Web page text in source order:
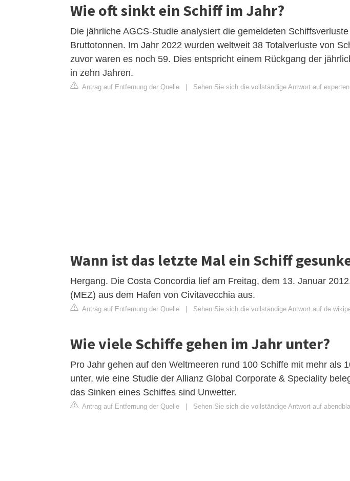
Wie oft sinkt ein Schiff im Jahr?
Die jährliche AGCS-Studie analysiert die gemeldeten
Bruttotonnen. Im Jahr 2022 wurden weltweit 38 Totalverluste von
zuvor waren es noch 59. Dies entspricht einem Rückgang der
in zehn Jahren.
Antrag auf Entfernung der Quelle Sehen Sie sich die vollständige Antwort auf
Wann ist das letzte Mal ein Schiff
Hergang. Die Costa Concordia lief am Freitag, dem 13. Januar
(MEZ) aus dem Hafen von Civitavecchia aus.
Antrag auf Entfernung der Quelle Sehen Sie sich die vollständige Antwort auf
Wie viele Schiffe gehen im Jahr unter?
Pro Jahr gehen auf den Weltmeeren rund 100 Schiffe mit mehr als
unter, wie eine Studie der Allianz Global Corporate & Speciality
das Sinken eines Schiffes sind Unwetter.
Antrag auf Entfernung der Quelle Sehen Sie sich die vollständige Antwort auf